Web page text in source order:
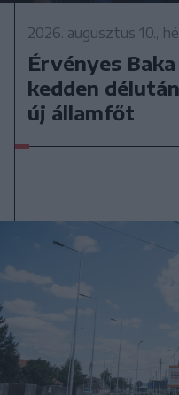
2026. augusztus 10.,
Érvényes
kedden
új államfőt